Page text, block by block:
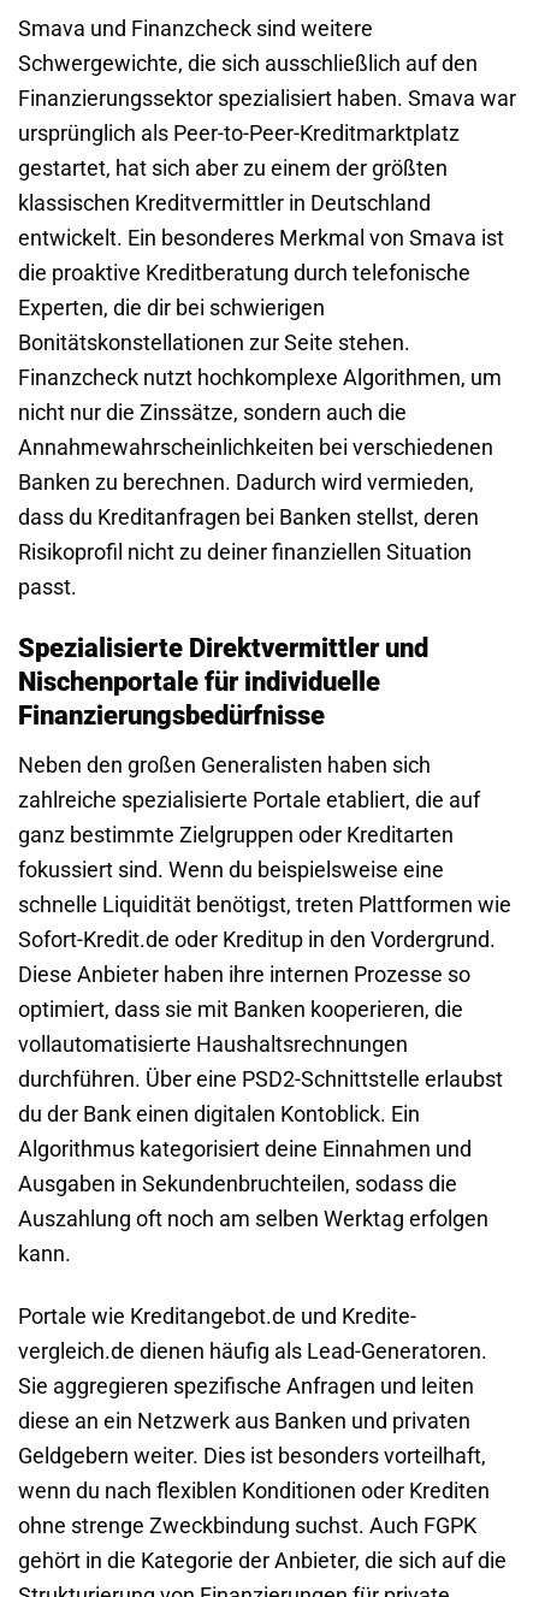
Smava und Finanzcheck sind weitere
Schwergewichte, die sich ausschließlich auf den
Finanzierungssektor spezialisiert haben. Smava war
ursprünglich als Peer-to-Peer-Kreditmarktplatz
gestartet, hat sich aber zu einem der größten
klassischen Kreditvermittler in Deutschland
entwickelt. Ein besonderes Merkmal von Smava ist
die proaktive Kreditberatung durch telefonische
Experten, die dir bei schwierigen
Bonitätskonstellationen zur Seite stehen.
Finanzcheck nutzt hochkomplexe Algorithmen, um
nicht nur die Zinssätze, sondern auch die
Annahmewahrscheinlichkeiten bei verschiedenen
Banken zu berechnen. Dadurch wird vermieden,
dass du Kreditanfragen bei Banken stellst, deren
Risikoprofil nicht zu deiner finanziellen Situation
passt.
Spezialisierte Direktvermittler und
Nischenportale für individuelle
Finanzierungsbedürfnisse
Neben den großen Generalisten haben sich
zahlreiche spezialisierte Portale etabliert, die auf
ganz bestimmte Zielgruppen oder Kreditarten
fokussiert sind. Wenn du beispielsweise eine
schnelle Liquidität benötigst, treten Plattformen wie
Sofort-Kredit.de oder Kreditup in den Vordergrund.
Diese Anbieter haben ihre internen Prozesse so
optimiert, dass sie mit Banken kooperieren, die
vollautomatisierte Haushaltsrechnungen
durchführen. Über eine PSD2-Schnittstelle erlaubst
du der Bank einen digitalen Kontoblick. Ein
Algorithmus kategorisiert deine Einnahmen und
Ausgaben in Sekundenbruchteilen, sodass die
Auszahlung oft noch am selben Werktag erfolgen
kann.
Portale wie Kreditangebot.de und Kredite-
vergleich.de dienen häufig als Lead-Generatoren.
Sie aggregieren spezifische Anfragen und leiten
diese an ein Netzwerk aus Banken und privaten
Geldgebern weiter. Dies ist besonders vorteilhaft,
wenn du nach flexiblen Konditionen oder Krediten
ohne strenge Zweckbindung suchst. Auch FGPK
gehört in die Kategorie der Anbieter, die sich auf die